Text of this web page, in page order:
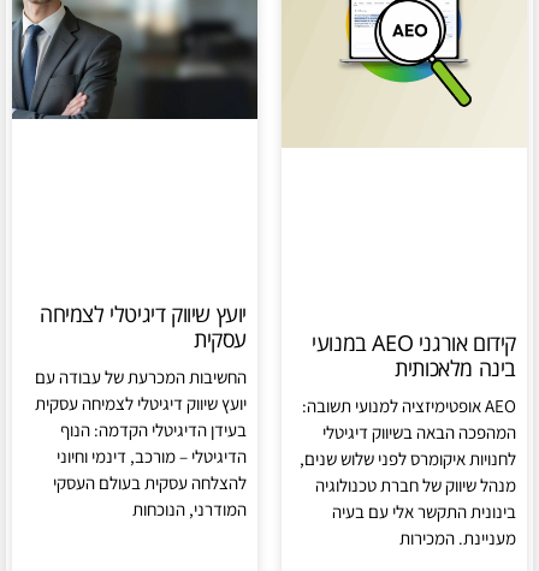
קידום אורגני AEO במנועי
בינה מלאכותית
AEO אופטימיזציה למנועי תשובה:
המהפכה הבאה בשיווק דיגיטלי
לחנויות איקומרס לפני שלוש שנים,
מנהל שיווק של חברת טכנולוגיה
בינונית התקשר אלי עם בעיה
מעניינת. המכירות
יועץ שיווק דיגיטלי לצמיחה
עסקית
החשיבות המכרעת של עבודה עם
יועץ שיווק דיגיטלי לצמיחה עסקית
בעידן הדיגיטלי הקדמה: הנוף
הדיגיטלי – מורכב, דינמי וחיוני
להצלחה עסקית בעולם העסקי
המודרני, הנוכחות